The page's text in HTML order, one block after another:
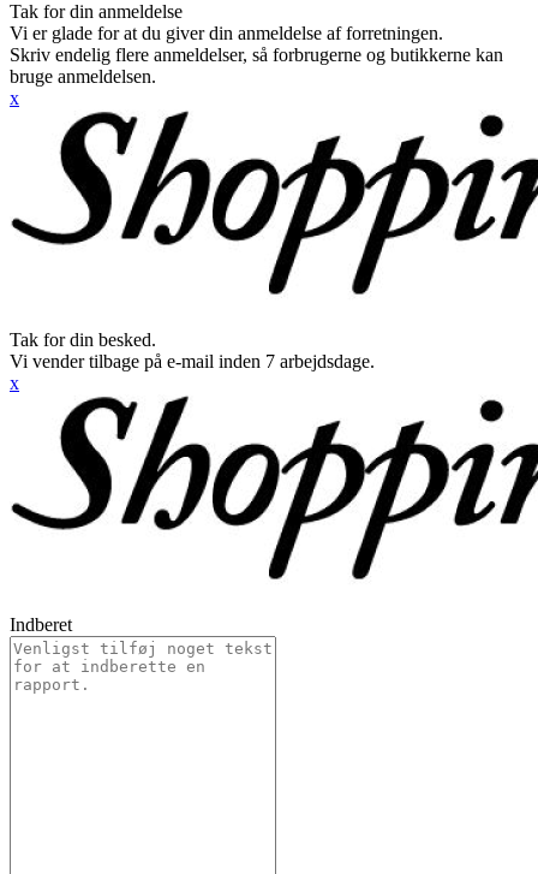
Tak for din anmeldelse
Vi er glade for at du giver din anmeldelse af forretningen.
Skriv endelig flere anmeldelser, så forbrugerne og butikkerne kan
bruge anmeldelsen.
x
Tak for din besked.
Vi vender tilbage på e-mail inden 7 arbejdsdage.
x
Indberet